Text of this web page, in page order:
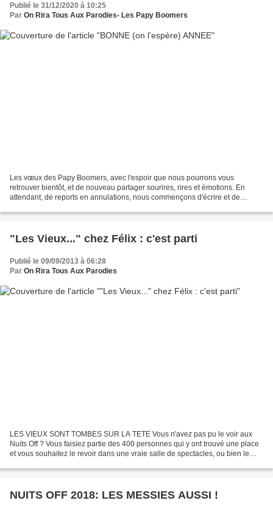
Publié le 31/12/2020 à 10:25
Par On Rira Tous Aux Parodies- Les Papy Boomers
Les vœux des Papy Boomers, avec l'espoir que nous pourrons vous
retrouver bientôt, et de nouveau partager sourires, rires et émotions. En
attendant, de reports en annulations, nous commençons d'écrire et de
"Les Vieux..." chez Félix : c'est parti
Publié le 09/09/2013 à 06:28
Par On Rira Tous Aux Parodies
LES VIEUX SONT TOMBES SUR LA TETE Vous n'avez pas pu le voir aux
Nuits Off ? Vous faisiez partie des 400 personnes qui y ont trouvé une place
et vous souhaitez le revoir dans une vraie salle de spectacles, ou bien le
NUITS OFF 2018: LES MESSIES AUSSI !